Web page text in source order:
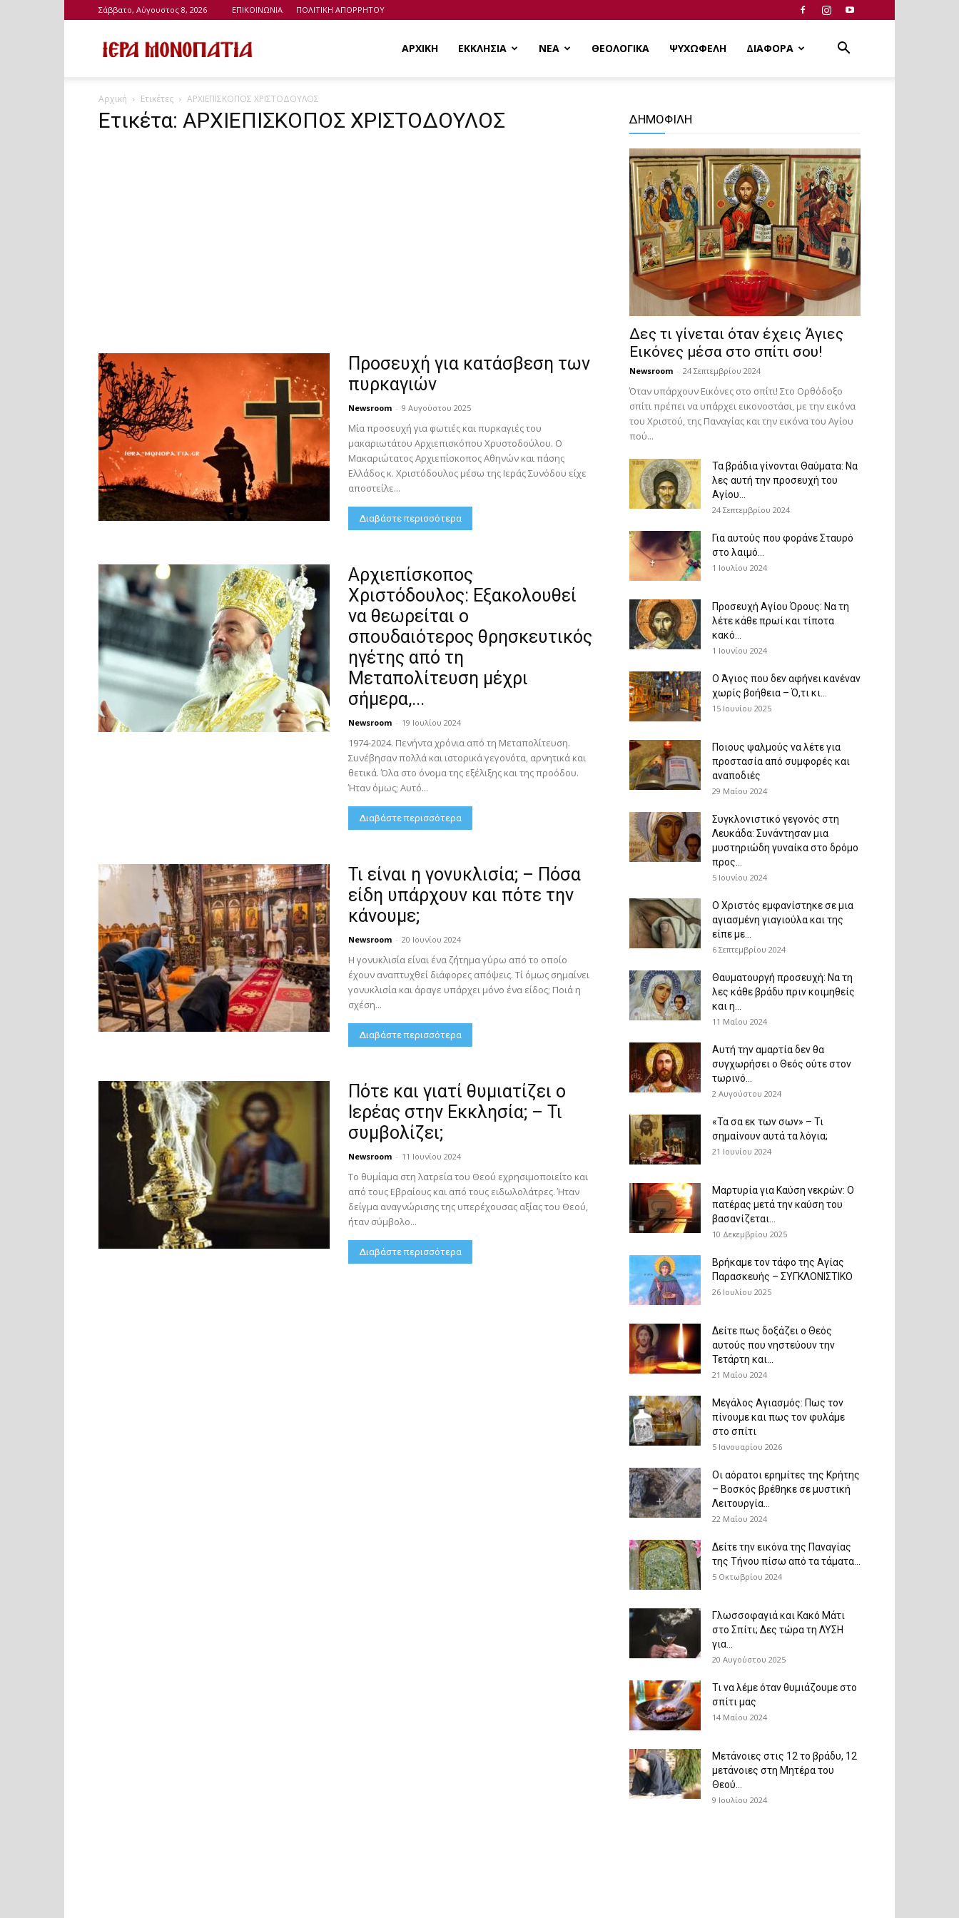
Σάββατο, Αύγουστος 8, 2026 ΕΠΙΚΟΙΝΩΝΙΑ ΠΟΛΙΤΙΚΗ ΑΠΟΡΡΗΤΟΥ
Μονοπάτια
ΑΡΧΙΚΗ ΕΚΚΛΗΣΙΑ ΝΕΑ ΘΕΟΛΟΓΙΚΑ ΨΥΧΩΦΕΛΗ ΔΙΑΦΟΡΑ
Αρχική Ετικέτες ΑΡΧΙΕΠΙΣΚΟΠΟΣ ΧΡΙΣΤΟΔΟΥΛΟΣ
Ετικέτα: ΑΡΧΙΕΠΙΣΚΟΠΟΣ ΧΡΙΣΤΟΔΟΥΛΟΣ
Προσευχή για κατάσβεση των
πυρκαγιών
Newsroom - 9 Αυγούστου 2025
Μία προσευχή για φωτιές και πυρκαγιές του
μακαριωτάτου Αρχιεπισκόπου Χρυστοδούλου. Ο
Μακαριώτατος Αρχιεπίσκοπος Αθηνών και πάσης
Ελλάδος κ. Χριστόδουλος μέσω της Ιεράς Συνόδου είχε
αποστείλε...
Διαβάστε περισσότερα
Αρχιεπίσκοπος
Χριστόδουλος: Εξακολουθεί
να θεωρείται ο
σπουδαιότερος θρησκευτικός
ηγέτης από τη
Μεταπολίτευση μέχρι
σήμερα,...
Newsroom - 19 Ιουλίου 2024
1974-2024. Πενήντα χρόνια από τη Μεταπολίτευση.
Συνέβησαν πολλά και ιστορικά γεγονότα, αρνητικά και
θετικά. Όλα στο όνομα της εξέλιξης και της προόδου.
Ήταν όμως; Αυτό...
Διαβάστε περισσότερα
Τι είναι η γονυκλισία; – Πόσα
είδη υπάρχουν και πότε την
κάνουμε;
Newsroom - 20 Ιουνίου 2024
Η γονυκλισία είναι ένα ζήτημα γύρω από το οποίο
έχουν αναπτυχθεί διάφορες απόψεις. Τί όμως σημαίνει
γονυκλισία και άραγε υπάρχει μόνο ένα είδος; Ποιά η
σχέση...
Διαβάστε περισσότερα
Πότε και γιατί θυμιατίζει ο
Ιερέας στην Εκκλησία; – Τι
συμβολίζει;
Newsroom - 11 Ιουνίου 2024
Tο θυμίαμα στη λατρεία του Θεού εχρησιμοποιείτο και
από τους Εβραίους και από τους ειδωλολάτρες. Ήταν
δείγμα αναγνώρισης της υπερέχουσας αξίας του Θεού,
ήταν σύμβολο...
Διαβάστε περισσότερα
ΔΗΜΟΦΙΛΗ
Δες τι γίνεται όταν έχεις Άγιες
Εικόνες μέσα στο σπίτι σου!
Newsroom - 24 Σεπτεμβρίου 2024
Όταν υπάρχουν Εικόνες στο σπίτι! Στο Ορθόδοξο
σπίτι πρέπει να υπάρχει εικονοστάσι, με την εικόνα
του Χριστού, της Παν­αγίας και την εικόνα του Αγίου
πού...
Τα βράδια γίνονται Θαύματα: Να
λες αυτή την προσευχή του
Αγίου...
24 Σεπτεμβρίου 2024
Για αυτούς που φοράνε Σταυρό
στο λαιμό…
1 Ιουλίου 2024
Προσευχή Αγίου Όρους: Να τη
λέτε κάθε πρωί και τίποτα
κακό...
1 Ιουνίου 2024
Ο Άγιος που δεν αφήνει κανέναν
χωρίς βοήθεια – Ό,τι κι...
15 Ιουνίου 2025
Ποιους ψαλμούς να λέτε για
προστασία από συμφορές και
αναποδιές
29 Μαΐου 2024
Συγκλονιστικό γεγονός στη
Λευκάδα: Συνάντησαν μια
μυστηριώδη γυναίκα στο δρόμο
προς...
5 Ιουνίου 2024
Ο Χριστός εμφανίστηκε σε μια
αγιασμένη γιαγιούλα και της
είπε με...
6 Σεπτεμβρίου 2024
Θαυματουργή προσευχή: Να τη
λες κάθε βράδυ πριν κοιμηθείς
και η...
11 Μαΐου 2024
Αυτή την αμαρτία δεν θα
συγχωρήσει ο Θεός ούτε στον
τωρινό...
2 Αυγούστου 2024
«Τα σα εκ των σων» – Τι
σημαίνουν αυτά τα λόγια;
21 Ιουνίου 2024
Μαρτυρία για Καύση νεκρών: Ο
πατέρας μετά την καύση του
βασανίζεται...
10 Δεκεμβρίου 2025
Βρήκαμε τον τάφο της Αγίας
Παρασκευής – ΣΥΓΚΛΟΝΙΣΤΙΚΟ
26 Ιουλίου 2025
Δείτε πως δοξάζει ο Θεός
αυτούς που νηστεύουν την
Τετάρτη και...
21 Μαΐου 2024
Μεγάλος Αγιασμός: Πως τον
πίνουμε και πως τον φυλάμε
στο σπίτι
5 Ιανουαρίου 2026
Οι αόρατοι ερημίτες της Κρήτης
– Βοσκός βρέθηκε σε μυστική
Λειτουργία...
22 Μαΐου 2024
Δείτε την εικόνα της Παναγίας
της Τήνου πίσω από τα τάματα...
5 Οκτωβρίου 2024
Γλωσσοφαγιά και Κακό Μάτι
στο Σπίτι; Δες τώρα τη ΛΥΣΗ
για...
20 Αυγούστου 2025
Τι να λέμε όταν θυμιάζουμε στο
σπίτι μας
14 Μαΐου 2024
Μετάνοιες στις 12 το βράδυ, 12
μετάνοιες στη Μητέρα του
Θεού...
9 Ιουλίου 2024